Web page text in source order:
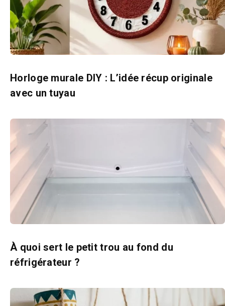
Horloge murale DIY : L’idée récup originale
avec un tuyau
À quoi sert le petit trou au fond du
réfrigérateur ?